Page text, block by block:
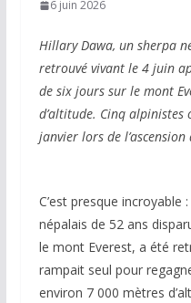
6 juin 2026
Hillary Dawa, un sherpa
retrouvé vivant le 4 juin
de six jours sur le mont
d’altitude. Cinq
janvier lors de l’ascension
C’est presque incroyable
népalais de 52 ans
le mont Everest, a été
rampait seul pour
environ 7 000 mètres